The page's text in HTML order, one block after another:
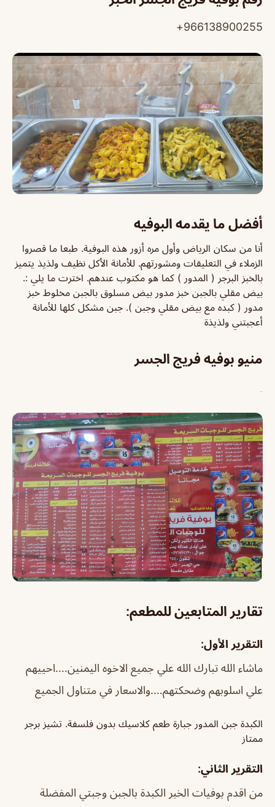
966138900255+
أفضل ما يقدمه البوفيه
أنا من سكان الرياض وأول مره أزور هذه البوفية. طبعا ما قصروا
الزملاء في التعليقات ومشورتهم. للأمانة الأكل نظيف ولذيذ يتميز
بالخبز البرجر ( المدور ) كما هو مكتوب عندهم. اخترت ما يلي :.
بيض مقلي بالجبن خبز مدور بيض مسلوق بالجبن مخلوط خبز
مدور ( كبده مع بيض مقلي وجبن ). جبن مشكل كلها للأمانة
أعجبتني ولذيذة
منيو بوفيه فريج الجسر
تقارير المتابعين للمطعم:
التقرير الأول:
ماشاء الله تبارك الله علي جميع الاخوه اليمنين….احييهم
علي اسلوبهم وضحكتهم….والاسعار في متناول الجميع
الكبدة جبن المدور جبارة طعم كلاسيك بدون فلسفة. تشيز برجر
ممتاز
التقرير الثاني:
من اقدم بوفيات الخبر الكبدة بالجبن وجبتي المفضلة